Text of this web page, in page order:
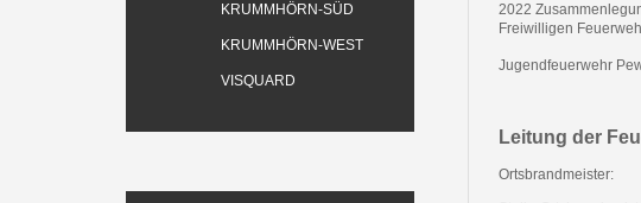
KRUMMHÖRN-SÜD
KRUMMHÖRN-WEST
VISQUARD
2022
Freiwilligen
Jugendfeuerwehr
Leitung der
Ortsbrandmeister: